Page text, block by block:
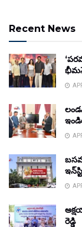
Recent News
రెడ్డి